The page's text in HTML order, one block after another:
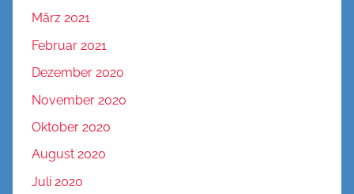
März 2021
Februar 2021
Dezember 2020
November 2020
Oktober 2020
August 2020
Juli 2020